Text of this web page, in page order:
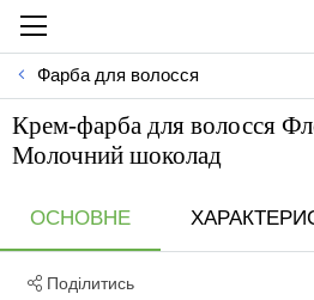
Фарба для волосся
Крем-фарба для волосся
Молочний шоколад
ОСНОВНЕ
Поділитись